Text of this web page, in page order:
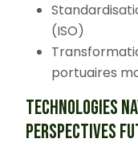
(ISO)
portuaires
TECHNOLOGIES
PERSPECTIVES